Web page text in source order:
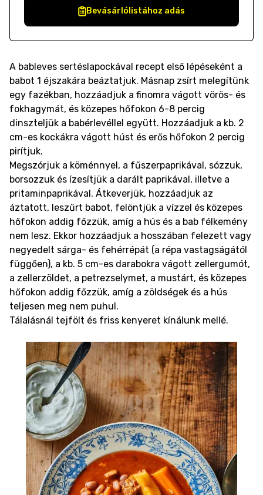
Bevásárlólistához adás
A bableves sertéslapockával recept első lépéseként a
babot 1 éjszakára beáztatjuk. Másnap zsírt melegítünk
egy fazékban, hozzáadjuk a finomra vágott vörös- és
fokhagymát, és közepes hőfokon 6-8 percig
dinszteljük a babérlevéllel együtt. Hozzáadjuk a kb. 2
cm-es kockákra vágott húst és erős hőfokon 2 percig
pirítjuk.
Megszórjuk a köménnyel, a fűszerpaprikával, sózzuk,
borsozzuk és ízesítjük a darált paprikával, illetve a
pritaminpaprikával. Átkeverjük, hozzáadjuk az
áztatott, leszűrt babot, felöntjük a vízzel és közepes
hőfokon addig főzzük, amíg a hús és a bab félkemény
nem lesz. Ekkor hozzáadjuk a hosszában felezett vagy
negyedelt sárga- és fehérrépát (a répa vastagságától
függően), a kb. 5 cm-es darabokra vágott zellergumót,
a zellerzöldet, a petrezselymet, a mustárt, és közepes
hőfokon addig főzzük, amíg a zöldségek és a hús
teljesen meg nem puhul.
Tálalásnál tejfölt és friss kenyeret kínálunk mellé.